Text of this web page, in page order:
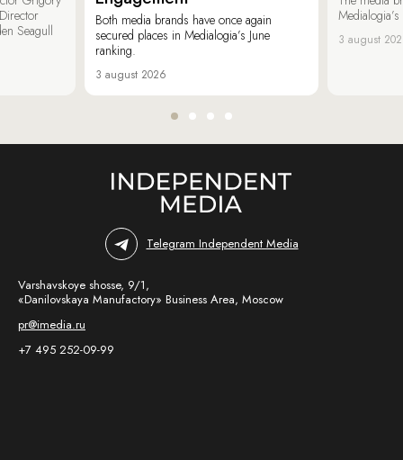
Seagull
Both media brands have once again
secured places in Medialogia’s June
ranking.
3 august 2026
3 august
Telegram Independent Media
Varshavskoye shosse, 9/1,
«Danilovskaya Manufactory» Business Area, Moscow
pr@imedia.ru
+7 495 252-09-99